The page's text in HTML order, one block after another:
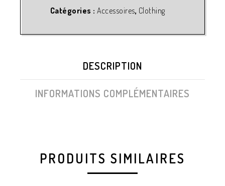
Catégories : Accessoires, Clothing
DESCRIPTION
INFORMATIONS COMPLÉMENTAIRES
PRODUITS SIMILAIRES